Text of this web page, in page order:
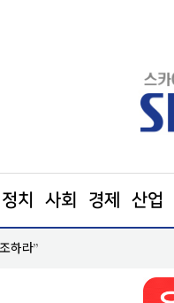
정치 사회 경제 산업
권”